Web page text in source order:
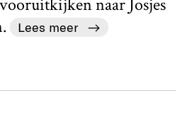
naar Josjes
Lees meer